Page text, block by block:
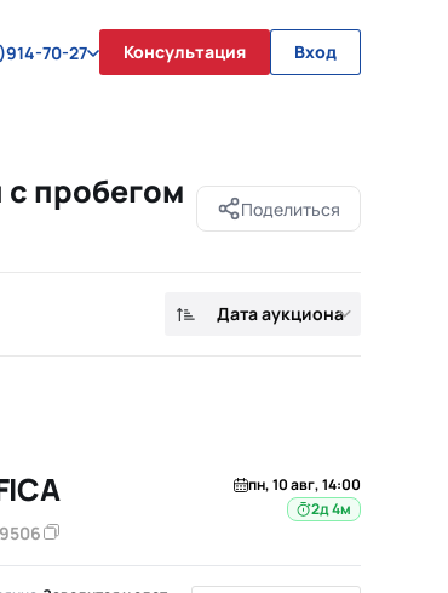
70-27 Консультация Вход
с пробегом Поделиться
Дата аукциона
пн, 10 авг, 14:00
2д 4м